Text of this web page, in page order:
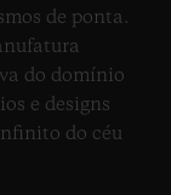
de ponta.
do domínio
e designs
do céu